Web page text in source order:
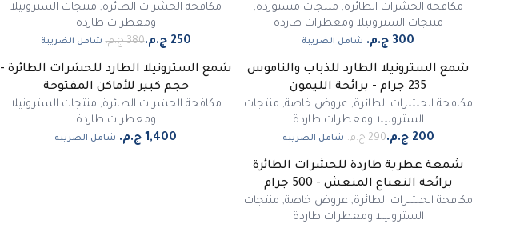
مكافحة الحشرات الطائرة, منتجات مستورده,
منتجات السترونيلا ومعطرات طاردة
شامل الضريبة
مكافحة الحشرات الطائرة, منتجات السترونيلا
ومعطرات طاردة
‏380 ج.م.‏ شامل الضريبة
-
شمع السترونيلا الطارد للذباب والناموس
235 جرام - برائحة الليمون
مكافحة الحشرات الطائرة,عروض خاصة, منتجات
السترونيلا ومعطرات طاردة
‏290 ج.م.‏ شامل الضريبة
شمع السترونيلا الطارد للحشرات الطائرة -
حجم كبير للأماكن المفتوحة
مكافحة الحشرات الطائرة, منتجات السترونيلا
ومعطرات طاردة
شامل الضريبة
شمعة عطرية طاردة للحشرات الطائرة
برائحة النعناع المنعش - 500 جرام
مكافحة الحشرات الطائرة,عروض خاصة, منتجات
السترونيلا ومعطرات طاردة